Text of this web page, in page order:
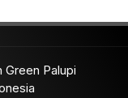
Green Palupi